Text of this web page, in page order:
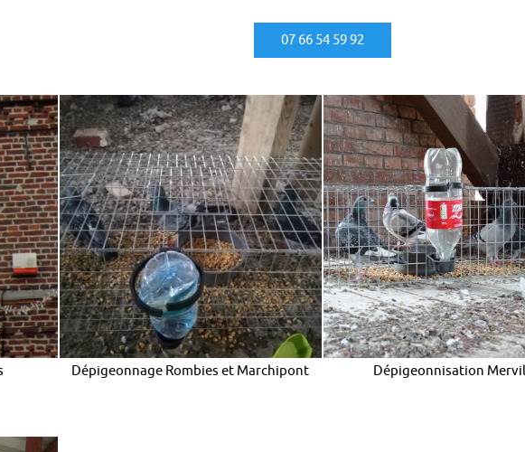
07 66 54 59 92
Dépigeonnage Rombies et Marchipont Dépigeonnisation